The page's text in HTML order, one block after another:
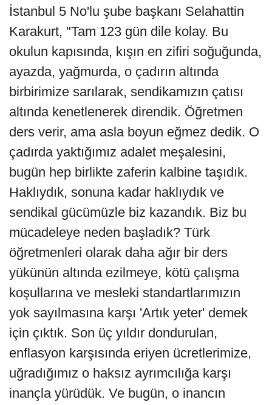
İstanbul 5 No'lu şube başkanı Selahattin
Karakurt, "Tam 123 gün dile kolay. Bu
okulun kapısında, kışın en zifiri soğuğunda,
ayazda, yağmurda, o çadırın altında
birbirimize sarılarak, sendikamızın çatısı
altında kenetlenerek direndik. Öğretmen
ders verir, ama asla boyun eğmez dedik. O
çadırda yaktığımız adalet meşalesini,
bugün hep birlikte zaferin kalbine taşıdık.
Haklıydık, sonuna kadar haklıydık ve
sendikal gücümüzle biz kazandık. Biz bu
mücadeleye neden başladık? Türk
öğretmenleri olarak daha ağır bir ders
yükünün altında ezilmeye, kötü çalışma
koşullarına ve mesleki standartlarımızın
yok sayılmasına karşı 'Artık yeter' demek
için çıktık. Son üç yıldır dondurulan,
enflasyon karşısında eriyen ücretlerimize,
uğradığımız o haksız ayrımcılığa karşı
inançla yürüdük. Ve bugün, o inancın